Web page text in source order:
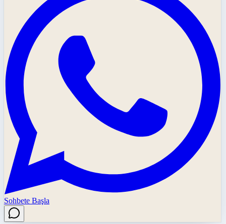
Sohbete Başla